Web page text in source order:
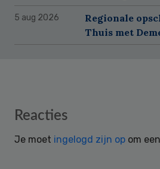
5 aug 2026
Regionale
Thuis met
Reader
Reacties
Je moet ingelogd zijn op om